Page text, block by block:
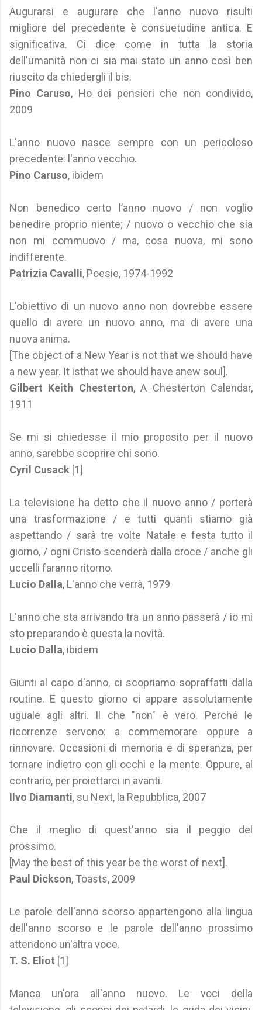
Augurarsi e augurare che l'anno nuovo risulti
migliore del precedente è consuetudine antica. E
significativa. Ci dice come in tutta la storia
dell'umanità non ci sia mai stato un anno così ben
riuscito da chiedergli il bis.
Pino Caruso, Ho dei pensieri che non condivido,
2009
L'anno nuovo nasce sempre con un pericoloso
precedente: l'anno vecchio.
Pino Caruso, ibidem
Non benedico certo l’anno nuovo / non voglio
benedire proprio niente; / nuovo o vecchio che sia
non mi commuovo / ma, cosa nuova, mi sono
indifferente.
Patrizia Cavalli, Poesie, 1974-1992
L'obiettivo di un nuovo anno non dovrebbe essere
quello di avere un nuovo anno, ma di avere una
nuova anima.
[The object of a New Year is not that we should have
a new year. It isthat we should have anew soul].
Gilbert Keith Chesterton, A Chesterton Calendar,
1911
Se mi si chiedesse il mio proposito per il nuovo
anno, sarebbe scoprire chi sono.
Cyril Cusack [1]
La televisione ha detto che il nuovo anno / porterà
una trasformazione / e tutti quanti stiamo già
aspettando / sarà tre volte Natale e festa tutto il
giorno, / ogni Cristo scenderà dalla croce / anche gli
uccelli faranno ritorno.
Lucio Dalla, L'anno che verrà, 1979
L'anno che sta arrivando tra un anno passerà / io mi
sto preparando è questa la novità.
Lucio Dalla, ibidem
Giunti al capo d'anno, ci scopriamo sopraffatti dalla
routine. E questo giorno ci appare assolutamente
uguale agli altri. Il che "non" è vero. Perché le
ricorrenze servono: a commemorare oppure a
rinnovare. Occasioni di memoria e di speranza, per
tornare indietro con gli occhi e la mente. Oppure, al
contrario, per proiettarci in avanti.
Ilvo Diamanti, su Next, la Repubblica, 2007
Che il meglio di quest'anno sia il peggio del
prossimo.
[May the best of this year be the worst of next].
Paul Dickson, Toasts, 2009
Le parole dell'anno scorso appartengono alla lingua
dell'anno scorso e le parole dell'anno prossimo
attendono un'altra voce.
T. S. Eliot [1]
Manca un'ora all'anno nuovo. Le voci della